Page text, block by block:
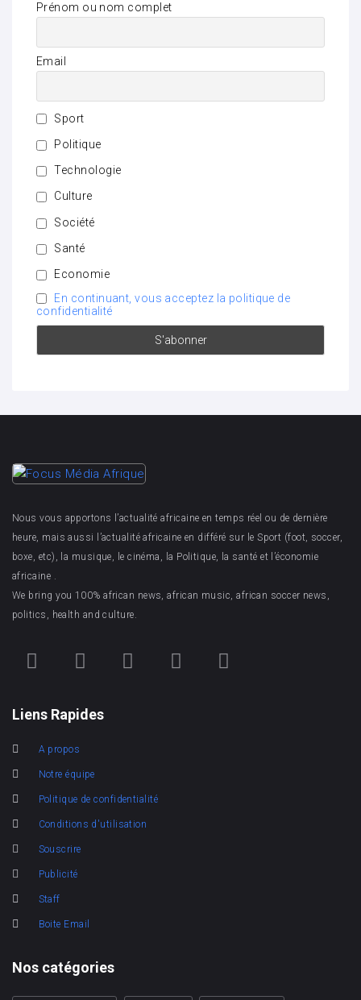
Prénom ou nom complet
Email
Sport
Politique
Technologie
Culture
Société
Santé
Economie
En continuant, vous acceptez la politique de
confidentialité
Nous vous apportons l’actualité africaine en temps réel ou de dernière
heure, mais aussi l’actualité africaine en différé sur le Sport (foot, soccer,
boxe, etc), la musique, le cinéma, la Politique, la santé et l’économie
africaine .
We bring you 100% african news, african music, african soccer news,
politics, health and culture.
Liens Rapides
A propos
Notre équipe
Politique de confidentialité
Conditions d'utilisation
Souscrire
Publicité
Staff
Boite Email
Nos catégories